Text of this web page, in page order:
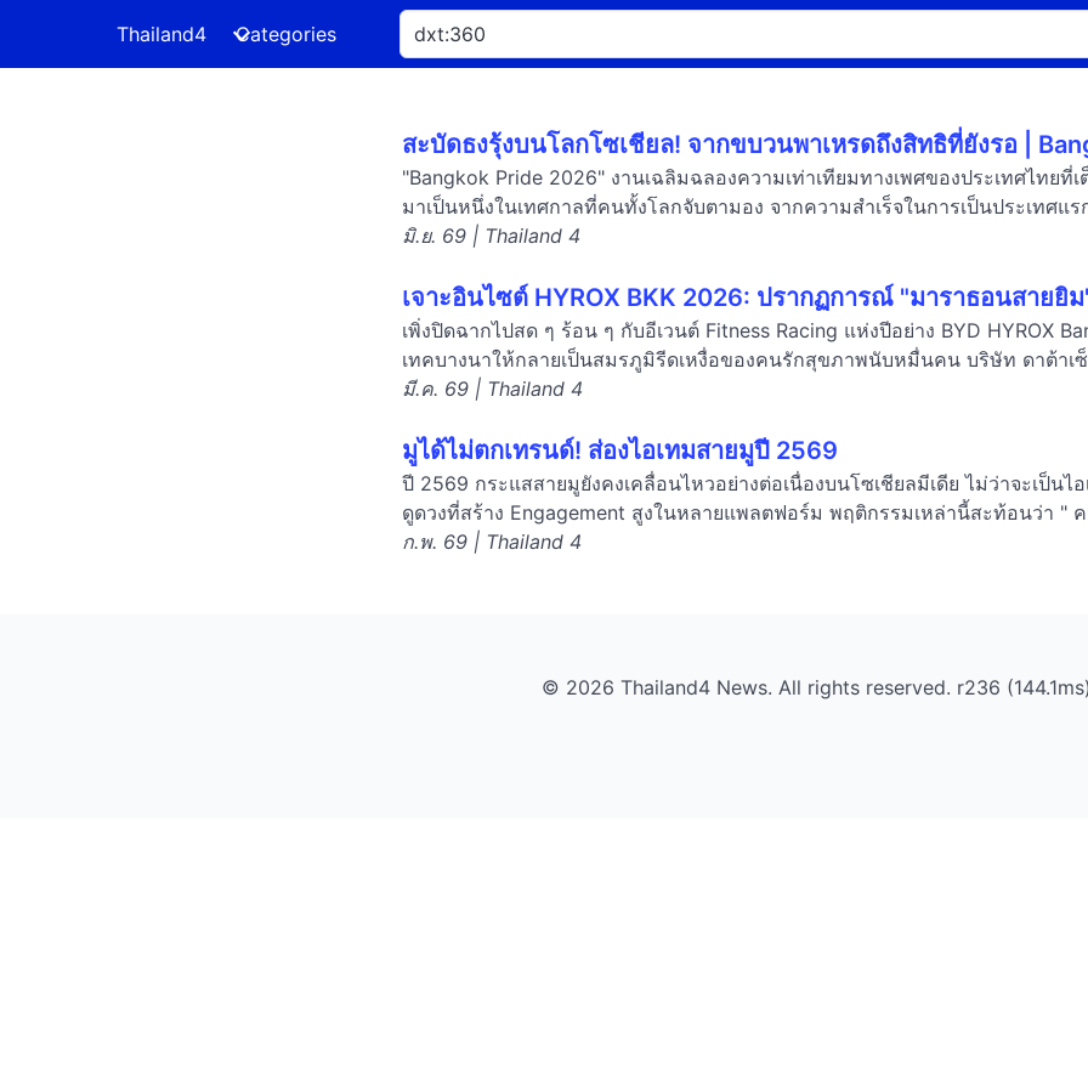
Thailand4 Categories
สะบัดธงรุ้งบนโลกโซเชียล! จากขบวนพาเหรดถึงสิทธิที่ยังรอ |
"Bangkok Pride 2026" งานเฉลิมฉลองความเท่าเทียมทางเพศของประเทศไทย
มาเป็นหนึ่งในเทศกาลที่คนทั้งโลกจับตามอง จากความสำเร็จในการเป็นประเทศแร
มิ.ย. 69 | Thailand 4
เจาะอินไซต์ HYROX BKK 2026: ปรากฏการณ์ "มาราธอนสายยิ
เพิ่งปิดฉากไปสด ๆ ร้อน ๆ กับอีเวนต์ Fitness Racing แห่งปีอย่าง BYD HYROX
เทคบางนาให้กลายเป็นสมรภูมิรีดเหงื่อของคนรักสุขภาพนับหมื่นคน บริษัท ดาต้าเ
มี.ค. 69 | Thailand 4
มูได้ไม่ตกเทรนด์! ส่องไอเทมสายมูปี 2569
ปี 2569 กระแสสายมูยังคงเคลื่อนไหวอย่างต่อเนื่องบนโซเชียลมีเดีย ไม่ว่าจะเป็น
ดูดวงที่สร้าง Engagement สูงในหลายแพลตฟอร์ม พฤติกรรมเหล่านี้สะท้อนว่า "
ก.พ. 69 | Thailand 4
© 2026 Thailand4 News. All rights reserved. r236